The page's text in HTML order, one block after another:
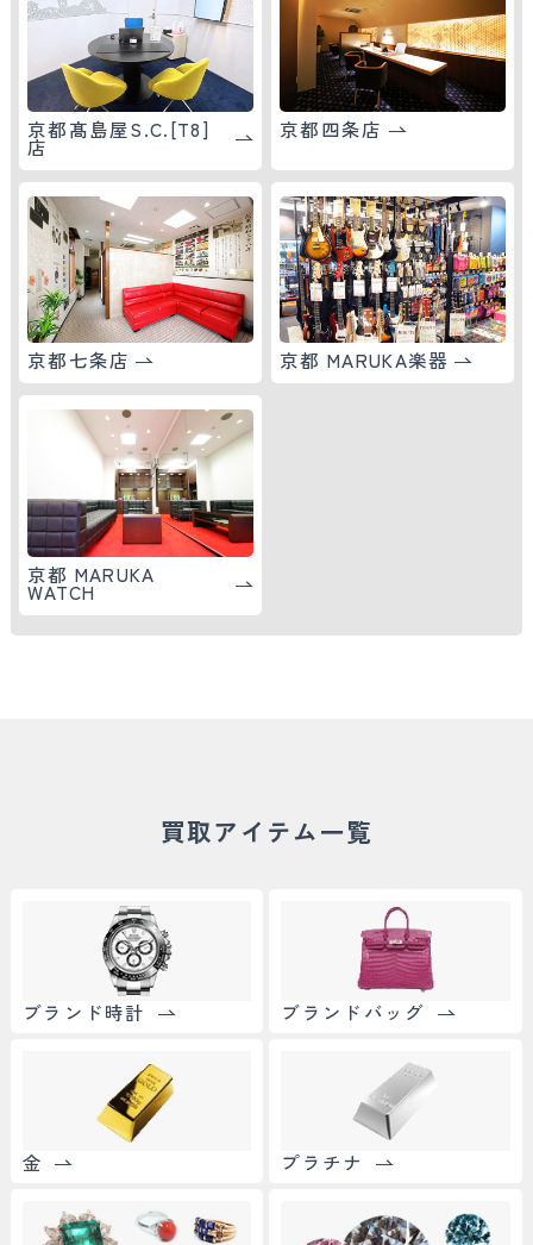
京都髙島屋S.C.[T8]
店
京都四条店
京都七条店 京都 MARUKA楽器
京都 MARUKA
WATCH
買取アイテム一覧
ブランド時計 ブランドバッグ
金 プラチナ